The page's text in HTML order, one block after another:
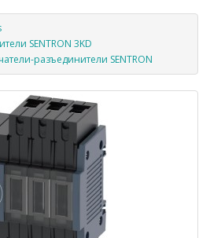
SENTRON 3KD
разъединители SENTRON